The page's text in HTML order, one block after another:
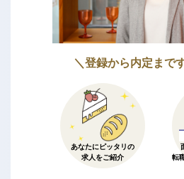
＼登録から内定まで
あなたにピッタリの
求人をご紹介
転